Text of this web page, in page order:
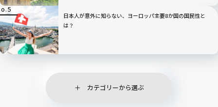
日本人が意外に知らない、ヨーロッパ主要8か国の国民性と
は？
カテゴリーから選ぶ